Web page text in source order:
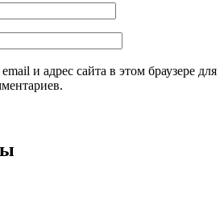
и адрес сайта в этом браузере для